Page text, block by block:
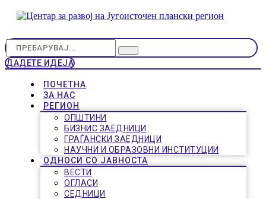
ДАДЕТЕ ИДЕЈА
ПОЧЕТНА
ЗА НАС
РЕГИОН
ОПШТИНИ
БИЗНИС ЗАЕДНИЦИ
ГРАЃАНСКИ ЗАЕДНИЦИ
НАУЧНИ И ОБРАЗОВНИ ИНСТИТУЦИИ
ОДНОСИ СО ЈАВНОСТА
ВЕСТИ
ОГЛАСИ
СЕДНИЦИ